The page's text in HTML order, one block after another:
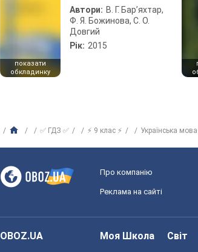
показати
обкладинку
Автори: В. Г. Бар’яхтар,
Ф. Я. Божинова, С. О.
Довгий
Рік: 2015
✅ ГДЗ ✅ ⚡ 9 клас ⚡ Українська
Про компанію
Реклама на сайті
OBOZ.UA Моя Школа Світ